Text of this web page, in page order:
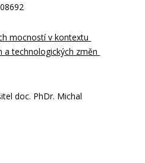
mocností v kontextu
a technologických změn
doc. PhDr. Michal